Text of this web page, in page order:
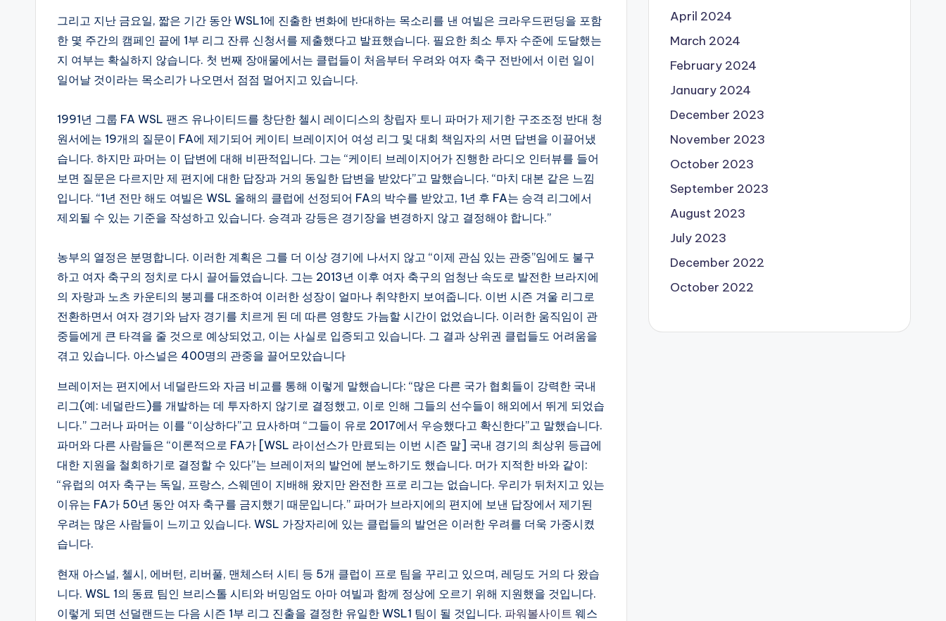
그리고 지난 금요일, 짧은 기간 동안 WSL1에 진출한 변화에 반대하는 목소리를 낸 여빌은 크라우드펀딩을 포함
한 몇 주간의 캠페인 끝에 1부 리그 잔류 신청서를 제출했다고 발표했습니다. 필요한 최소 투자 수준에 도달했는
지 여부는 확실하지 않습니다. 첫 번째 장애물에서는 클럽들이 처음부터 우려와 여자 축구 전반에서 이런 일이
일어날 것이라는 목소리가 나오면서 점점 멀어지고 있습니다.
1991년 그룹 FA WSL 팬즈 유나이티드를 창단한 첼시 레이디스의 창립자 토니 파머가 제기한 구조조정 반대 청
원서에는 19개의 질문이 FA에 제기되어 케이티 브레이지어 여성 리그 및 대회 책임자의 서면 답변을 이끌어냈
습니다. 하지만 파머는 이 답변에 대해 비판적입니다. 그는 “케이티 브레이지어가 진행한 라디오 인터뷰를 들어
보면 질문은 다르지만 제 편지에 대한 답장과 거의 동일한 답변을 받았다”고 말했습니다. “마치 대본 같은 느낌
입니다. “1년 전만 해도 여빌은 WSL 올해의 클럽에 선정되어 FA의 박수를 받았고, 1년 후 FA는 승격 리그에서
제외될 수 있는 기준을 작성하고 있습니다. 승격과 강등은 경기장을 변경하지 않고 결정해야 합니다.”
농부의 열정은 분명합니다. 이러한 계획은 그를 더 이상 경기에 나서지 않고 “이제 관심 있는 관중”임에도 불구
하고 여자 축구의 정치로 다시 끌어들였습니다. 그는 2013년 이후 여자 축구의 엄청난 속도로 발전한 브라지에
의 자랑과 노츠 카운티의 붕괴를 대조하여 이러한 성장이 얼마나 취약한지 보여줍니다. 이번 시즌 겨울 리그로
전환하면서 여자 경기와 남자 경기를 치르게 된 데 따른 영향도 가늠할 시간이 없었습니다. 이러한 움직임이 관
중들에게 큰 타격을 줄 것으로 예상되었고, 이는 사실로 입증되고 있습니다. 그 결과 상위권 클럽들도 어려움을
겪고 있습니다. 아스널은 400명의 관중을 끌어모았습니다
브레이저는 편지에서 네덜란드와 자금 비교를 통해 이렇게 말했습니다: “많은 다른 국가 협회들이 강력한 국내
리그(예: 네덜란드)를 개발하는 데 투자하지 않기로 결정했고, 이로 인해 그들의 선수들이 해외에서 뛰게 되었습
니다.” 그러나 파머는 이를 “이상하다”고 묘사하며 “그들이 유로 2017에서 우승했다고 확신한다”고 말했습니다.
파머와 다른 사람들은 “이론적으로 FA가 [WSL 라이선스가 만료되는 이번 시즌 말] 국내 경기의 최상위 등급에
대한 지원을 철회하기로 결정할 수 있다”는 브레이저의 발언에 분노하기도 했습니다. 머가 지적한 바와 같이:
“유럽의 여자 축구는 독일, 프랑스, 스웨덴이 지배해 왔지만 완전한 프로 리그는 없습니다. 우리가 뒤처지고 있는
이유는 FA가 50년 동안 여자 축구를 금지했기 때문입니다.” 파머가 브라지에의 편지에 보낸 답장에서 제기된
우려는 많은 사람들이 느끼고 있습니다. WSL 가장자리에 있는 클럽들의 발언은 이러한 우려를 더욱 가중시켰
습니다.
현재 아스널, 첼시, 에버턴, 리버풀, 맨체스터 시티 등 5개 클럽이 프로 팀을 꾸리고 있으며, 레딩도 거의 다 왔습
니다. WSL 1의 동료 팀인 브리스톨 시티와 버밍엄도 아마 여빌과 함께 정상에 오르기 위해 지원했을 것입니다.
이렇게 되면 선덜랜드는 다음 시즌 1부 리그 진출을 결정한 유일한 WSL1 팀이 될 것입니다. 파워볼사이트 웨스
April 2024
March 2024
February 2024
January 2024
December 2023
November 2023
October 2023
September 2023
August 2023
July 2023
December 2022
October 2022